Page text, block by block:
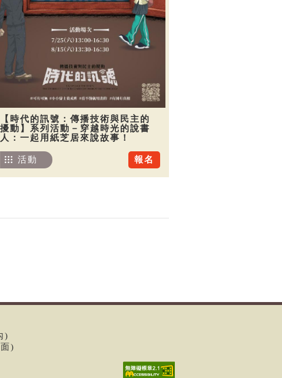
【時代的訊號：傳播技術與民主的
擾動】系列活動－穿越時光的說書
人：一起用紙芝居來說故事！
報名
活動
)
)